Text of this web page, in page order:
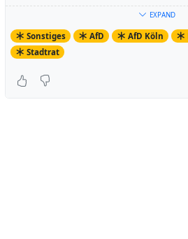
https://
schweigen-der-aemter-
Artikel ansehen
EXPAND
Sonstiges AfD AfD Köln
Stadtrat